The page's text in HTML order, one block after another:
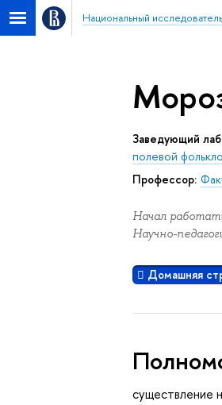
Национальный
Заведующий
полевой
Профессор:
Начал
Научно-
Домашняя
существление